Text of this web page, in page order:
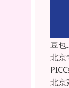
豆包
北京
北京